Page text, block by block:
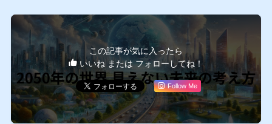
この記事が気に入ったら
いいね または フォローしてね！
Follow Me